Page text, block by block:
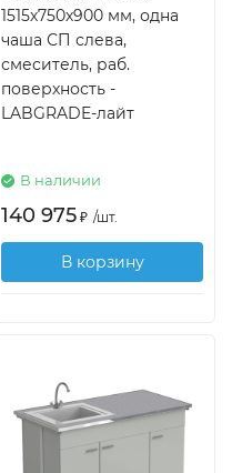
1515х750х900 мм, одна
чаша СП слева,
смеситель, раб.
поверхность -
LABGRADE-лайт
В наличии
140 975 ₽ /шт.
В корзину